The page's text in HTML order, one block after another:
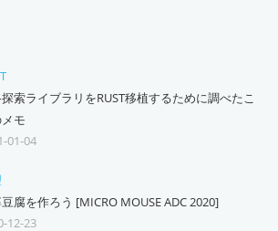
索ライブラリをRUST移植するために調べたこ
モ
01-04
腐を作ろう [MICRO MOUSE ADC 2020]
12-23